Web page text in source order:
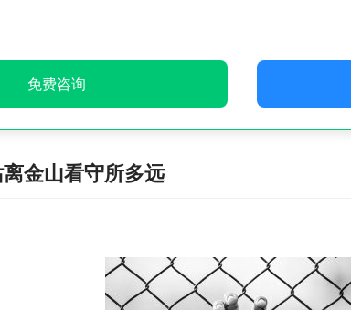
免费咨询
金山看守所多远